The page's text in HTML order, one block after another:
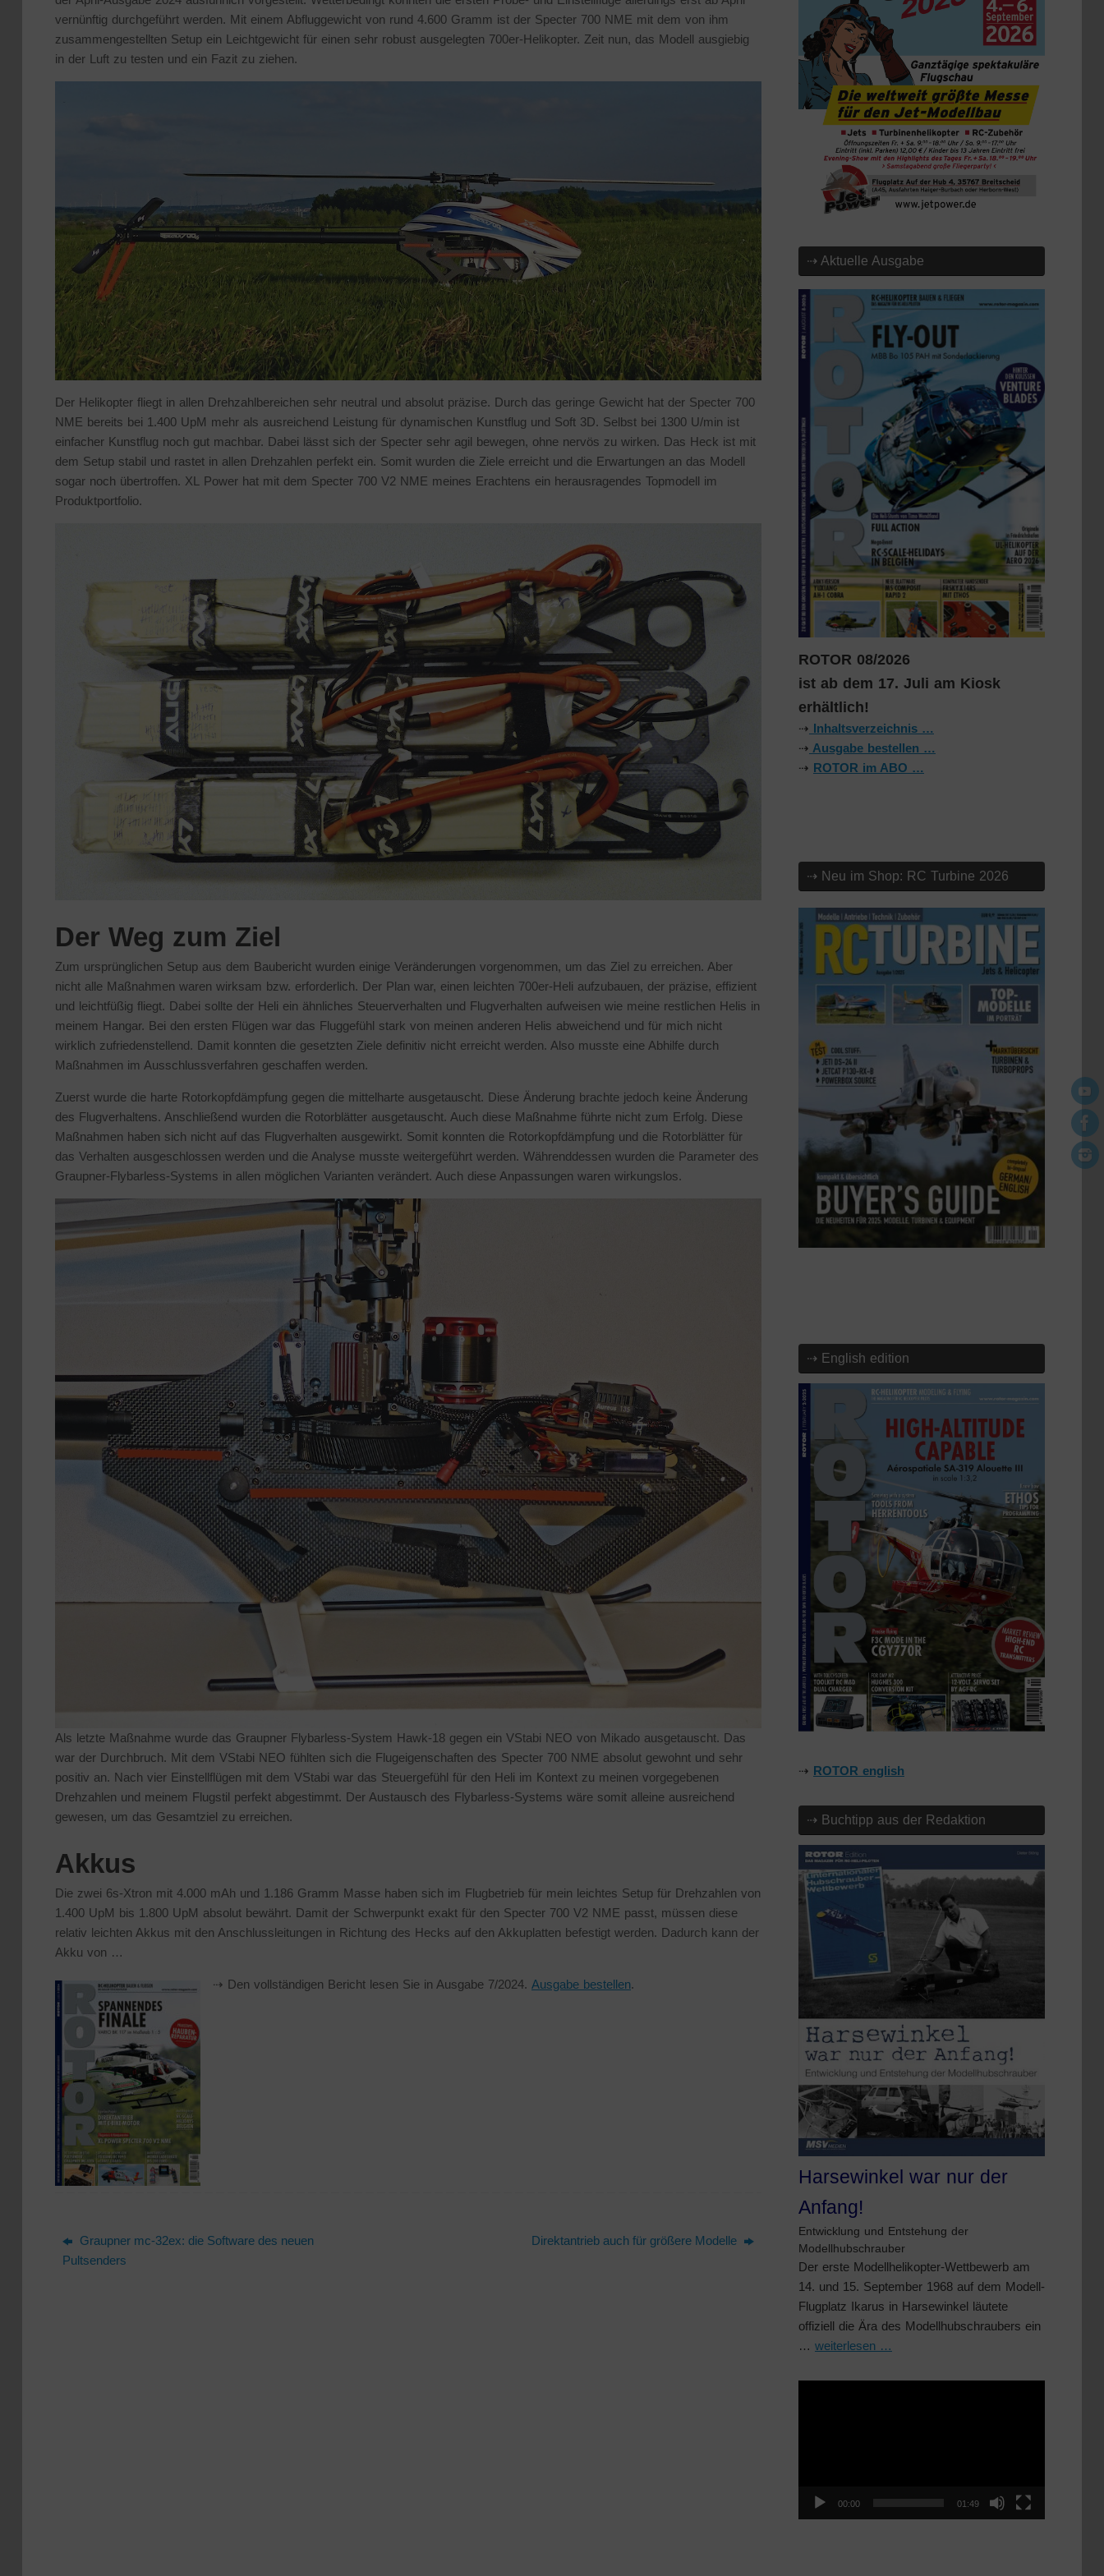
vernünftig durchgeführt werden. Mit einem Abfluggewicht von rund 4.600 Gramm ist der Specter 700 NME mit dem von ihm
zusammengestellten Setup ein Leichtgewicht für einen sehr robust ausgelegten 700er-Helikopter. Zeit nun, das Modell ausgiebig
in der Luft zu testen und ein Fazit zu ziehen.
Der Helikopter fliegt in allen Drehzahlbereichen sehr neutral und absolut präzise. Durch das geringe Gewicht hat der Specter 700
NME bereits bei 1.400 UpM mehr als ausreichend Leistung für dynamischen Kunstflug und Soft 3D. Selbst bei 1300 U/min ist
einfacher Kunstflug noch gut machbar. Dabei lässt sich der Specter sehr agil bewegen, ohne nervös zu wirken. Das Heck ist mit
dem Setup stabil und rastet in allen Drehzahlen perfekt ein. Somit wurden die Ziele erreicht und die Erwartungen an das Modell
sogar noch übertroffen. XL Power hat mit dem Specter 700 V2 NME meines Erachtens ein herausragendes Topmodell im
Produktportfolio.
Der Weg zum Ziel
Zum ursprünglichen Setup aus dem Baubericht wurden einige Veränderungen vorgenommen, um das Ziel zu erreichen. Aber
nicht alle Maßnahmen waren wirksam bzw. erforderlich. Der Plan war, einen leichten 700er-Heli aufzubauen, der präzise, effizient
und leichtfüßig fliegt. Dabei sollte der Heli ein ähnliches Steuerverhalten und Flugverhalten aufweisen wie meine restlichen Helis in
meinem Hangar. Bei den ersten Flügen war das Fluggefühl stark von meinen anderen Helis abweichend und für mich nicht
wirklich zufriedenstellend. Damit konnten die gesetzten Ziele definitiv nicht erreicht werden. Also musste eine Abhilfe durch
Maßnahmen im Ausschlussverfahren geschaffen werden.
Zuerst wurde die harte Rotorkopfdämpfung gegen die mittelharte ausgetauscht. Diese Änderung brachte jedoch keine Änderung
des Flugverhaltens. Anschließend wurden die Rotorblätter ausgetauscht. Auch diese Maßnahme führte nicht zum Erfolg. Diese
Maßnahmen haben sich nicht auf das Flugverhalten ausgewirkt. Somit konnten die Rotorkopfdämpfung und die Rotorblätter für
das Verhalten ausgeschlossen werden und die Analyse musste weitergeführt werden. Währenddessen wurden die Parameter des
Graupner-Flybarless-Systems in allen möglichen Varianten verändert. Auch diese Anpassungen waren wirkungslos.
Als letzte Maßnahme wurde das Graupner Flybarless-System Hawk-18 gegen ein VStabi NEO von Mikado ausgetauscht. Das
war der Durchbruch. Mit dem VStabi NEO fühlten sich die Flugeigenschaften des Specter 700 NME absolut gewohnt und sehr
positiv an. Nach vier Einstellflügen mit dem VStabi war das Steuergefühl für den Heli im Kontext zu meinen vorgegebenen
Drehzahlen und meinem Flugstil perfekt abgestimmt. Der Austausch des Flybarless-Systems wäre somit alleine ausreichend
gewesen, um das Gesamtziel zu erreichen.
Akkus
Die zwei 6s-Xtron mit 4.000 mAh und 1.186 Gramm Masse haben sich im Flugbetrieb für mein leichtes Setup für Drehzahlen von
1.400 UpM bis 1.800 UpM absolut bewährt. Damit der Schwerpunkt exakt für den Specter 700 V2 NME passt, müssen diese
relativ leichten Akkus mit den Anschlussleitungen in Richtung des Hecks auf den Akkuplatten befestigt werden. Dadurch kann der
Akku von …
⇢ Den vollständigen Bericht lesen Sie in Ausgabe 7/2024. Ausgabe bestellen.
Graupner mc-32ex: die Software des neuen
Pultsenders
Direktantrieb auch für größere Modelle
⇢ Aktuelle Ausgabe
ROTOR 08/2026
ist ab dem 17. Juli am Kiosk
erhältlich!
⇢ Inhaltsverzeichnis …
⇢ Ausgabe bestellen …
⇢ ROTOR im ABO …
⇢ Neu im Shop: RC Turbine 2026
⇢ English edition
⇢ ROTOR english
⇢ Buchtipp aus der Redaktion
Harsewinkel war nur der
Anfang!
Entwicklung und Entstehung der
Modellhubschrauber
Der erste Modellhelikopter-Wettbewerb am
14. und 15. September 1968 auf dem Modell-
Flugplatz Ikarus in Harsewinkel läutete
offiziell die Ära des Modellhubschraubers ein
… weiterlesen …
00:00 01:49